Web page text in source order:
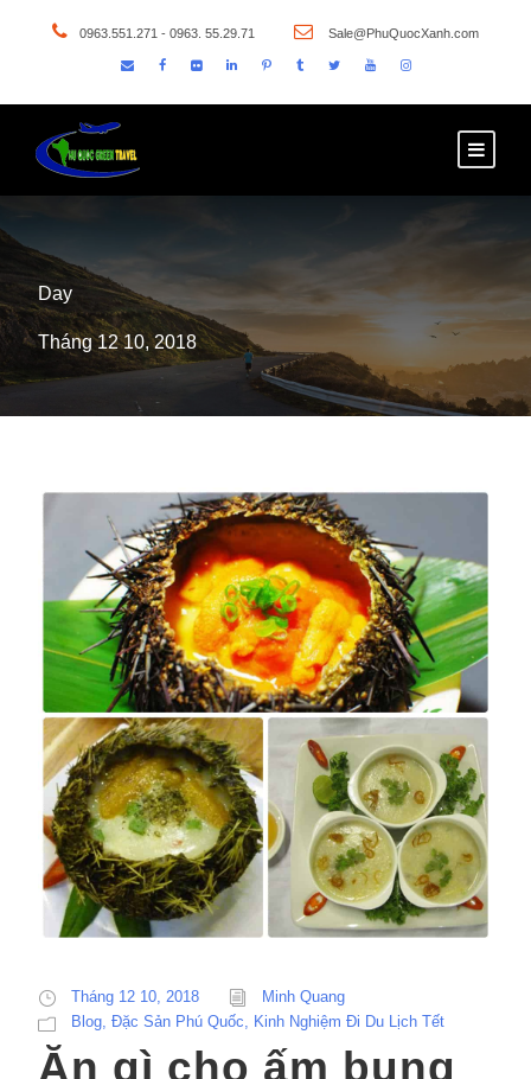
0963.551.271 - 0963. 55.29.71 Sale@PhuQuocXanh.com
Day
Tháng 12 10, 2018
Tháng 12 10, 2018
Minh Quang
Blog, Đặc Sản Phú Quốc, Kinh Nghiệm Đi Du Lịch Tết
Ăn gì cho ấm bụng